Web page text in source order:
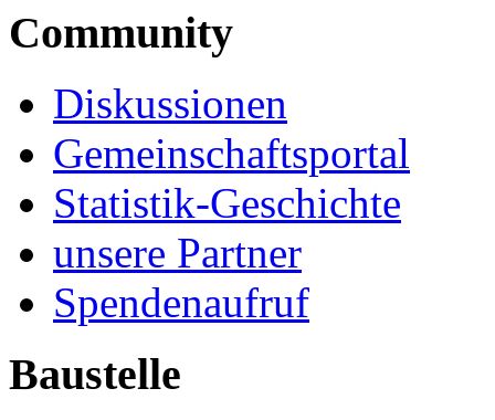
Community
Diskussionen
Gemeinschaftsportal
Statistik-Geschichte
unsere Partner
Spendenaufruf
Baustelle